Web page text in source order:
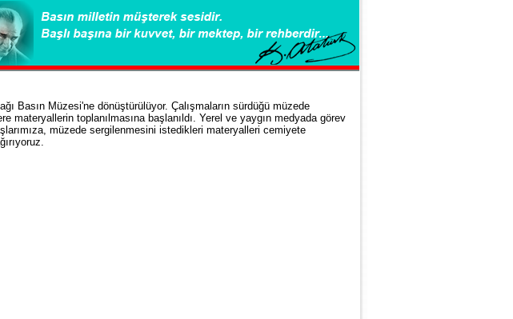
Basın Müzesi'ne dönüştürülüyor. Çalışmaların sürdüğü müzede
materyallerin toplanılmasına başlanıldı. Yerel ve yaygın medyada görev
müzede sergilenmesini istedikleri materyalleri cemiyete